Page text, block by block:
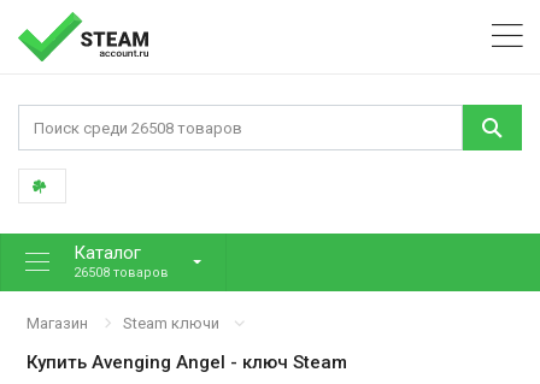
Каталог
26508 товаров
Магазин Steam ключи
КупитьAvenging Angel - ключ Steam